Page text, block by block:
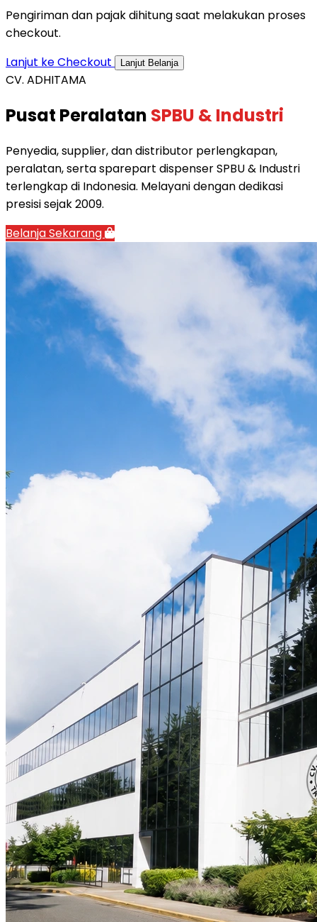
Pengiriman dan pajak dihitung saat melakukan proses
checkout.
Lanjut ke Checkout
Lanjut Belanja
CV. ADHITAMA
Pusat Peralatan SPBU & Industri
Penyedia, supplier, dan distributor perlengkapan,
peralatan, serta sparepart dispenser SPBU & Industri
terlengkap di Indonesia. Melayani dengan dedikasi
presisi sejak 2009.
Belanja Sekarang